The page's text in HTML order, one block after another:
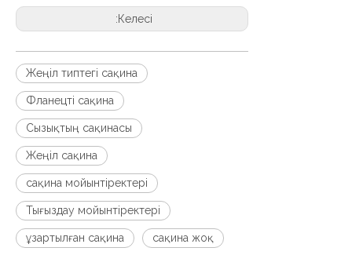
Келесі:
Жеңіл типтегі сақина
Фланецті сақина
Сызықтың сақинасы
Жеңіл сақина
сақина мойынтіректері
Тығыздау мойынтіректері
ұзартылған сақина сақина жоқ